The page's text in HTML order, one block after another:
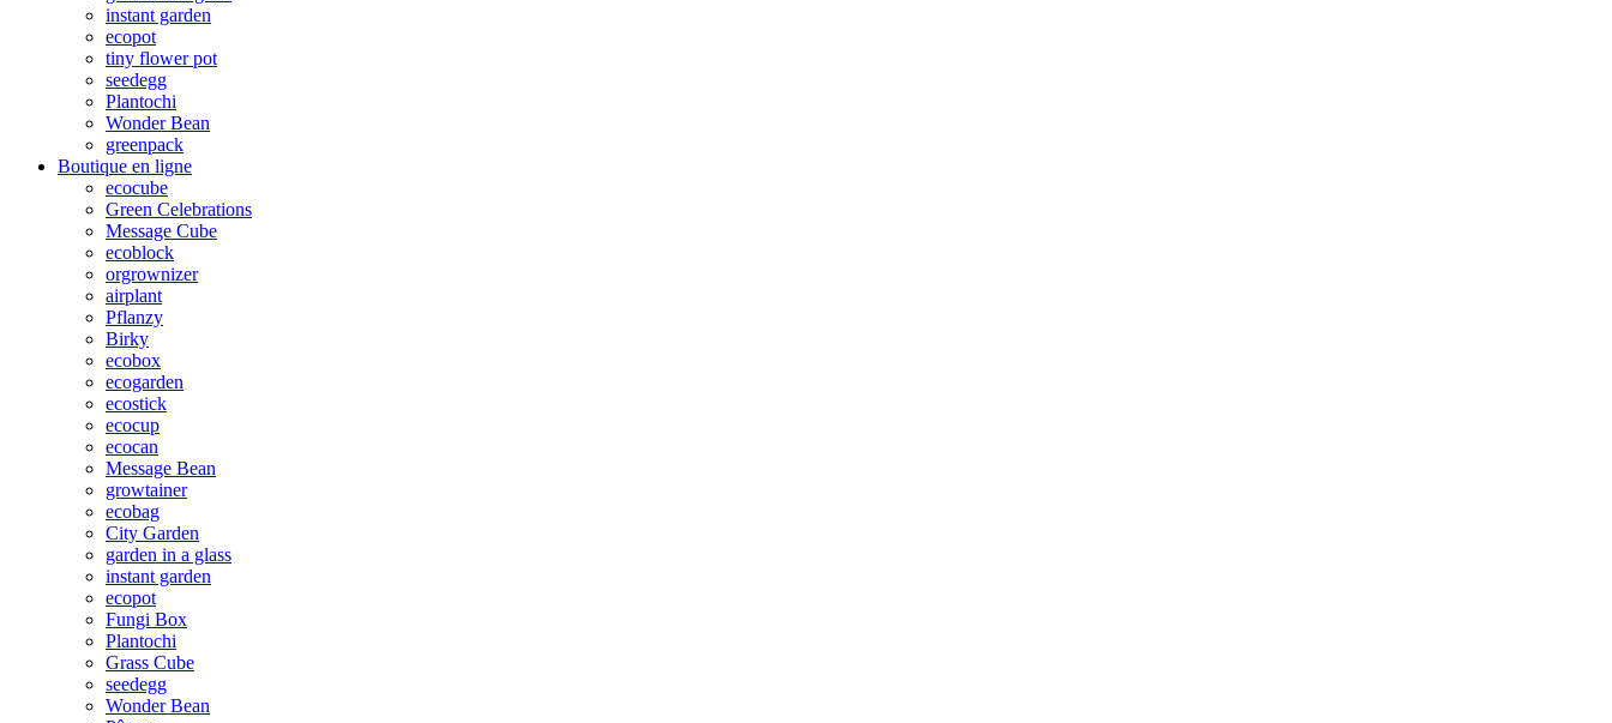
instant garden
ecopot
tiny flower pot
seedegg
Plantochi
Wonder Bean
greenpack
Boutique en ligne
ecocube
Green Celebrations
Message Cube
ecoblock
orgrownizer
airplant
Pflanzy
Birky
ecobox
ecogarden
ecostick
ecocup
ecocan
Message Bean
growtainer
ecobag
City Garden
garden in a glass
instant garden
ecopot
Fungi Box
Plantochi
Grass Cube
seedegg
Wonder Bean